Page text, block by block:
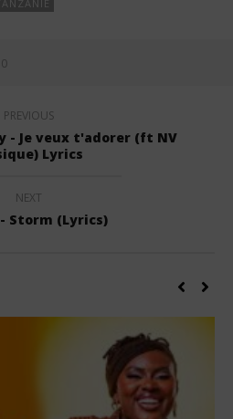
0
PREVIOUS
- Je veux t'adorer (ft NV
Lyrics
NEXT
Storm (Lyrics)